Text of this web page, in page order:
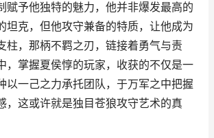
赋予他独特的魅力，他并非爆发最高的
坦克，但他攻守兼备的特质，让他成为
柱，那柄不羁之刃，链接着勇气与责
，掌握夏侯惇的玩家，收获的不仅是一
以一己之力承托团队，于万军之中把握
，这或许就是独目苍狼攻守艺术的真